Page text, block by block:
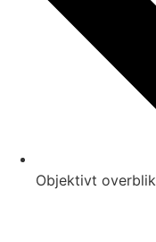
Objektivt overblik